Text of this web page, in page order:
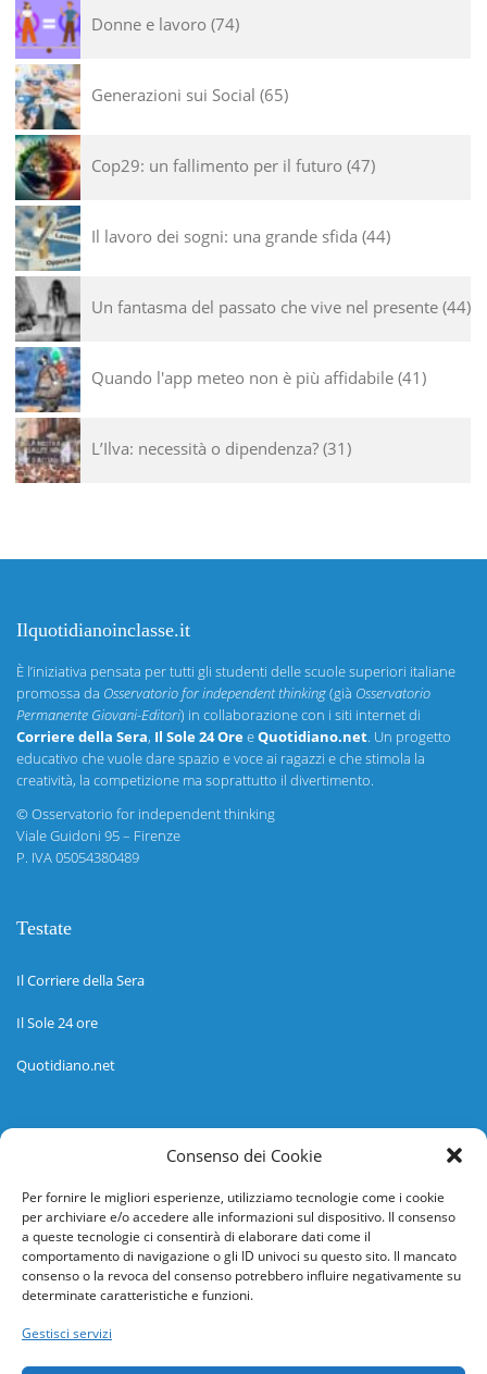
Consenso dei Cookie
Per fornire le migliori esperienze, utilizziamo tecnologie come i cookie
per archiviare e/o accedere alle informazioni sul dispositivo. Il consenso
a queste tecnologie ci consentirà di elaborare dati come il
comportamento di navigazione o gli ID univoci su questo sito. Il mancato
consenso o la revoca del consenso potrebbero influire negativamente su
determinate caratteristiche e funzioni.
Gestisci servizi
Donne e lavoro 74
Generazioni sui Social 65
Cop29: un fallimento per il futuro 47
Il lavoro dei sogni: una grande sfida 44
Un fantasma del passato che vive nel presente 44
Quando l'app meteo non è più affidabile 41
L’Ilva: necessità o dipendenza? 31
Ilquotidianoinclasse.it
È l’iniziativa pensata per tutti gli studenti delle scuole superiori italiane
promossa da Osservatorio for independent thinking(già Osservatorio
Permanente Giovani-Editori) in collaborazione con i siti internet di
Corriere della Sera, Il Sole 24 OreeQuotidiano.net. Un progetto
educativo che vuole dare spazio e voce ai ragazzi e che stimola la
creatività, la competizione ma soprattutto il divertimento.
©Osservatorio for independent thinking
Viale Guidoni 95 – Firenze
P. IVA 05054380489
Testate
Il Corriere della Sera
Il Sole 24 ore
Quotidiano.net
Informazioni
Help desk
Guida rapida